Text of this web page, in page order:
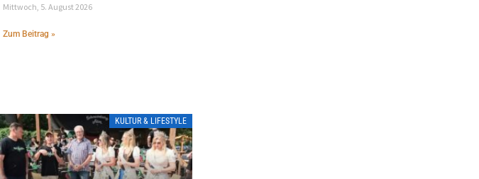
Mittwoch, 5. August 2026
Zum Beitrag »
KULTUR & LIFESTYLE